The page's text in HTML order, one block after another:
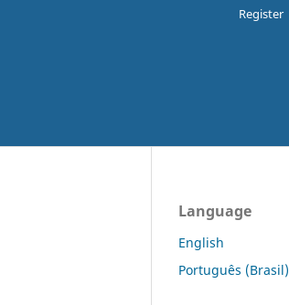
Register
Language
English
Português (Brasil)